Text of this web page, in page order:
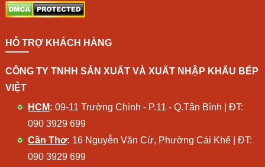
HỖ TRỢ KHÁCH HÀNG
CÔNG TY TNHH SẢN XUẤT VÀ XUẤT NHẬP KHẨU BẾP
VIỆT
HCM: 09-11 Trường Chinh - P.11 - Q.Tân Bình | ĐT:
090 3929 699
Cần Thơ: 16 Nguyễn Văn Cừ, Phường Cái Khế | ĐT:
090 3929 699